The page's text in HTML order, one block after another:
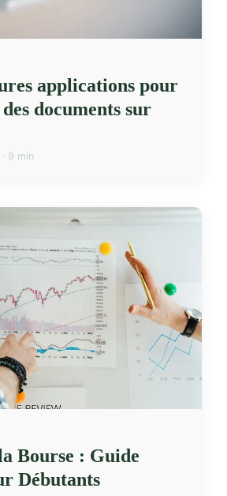
applications pour
documents sur
9 min
Bourse : Guide
Débutants